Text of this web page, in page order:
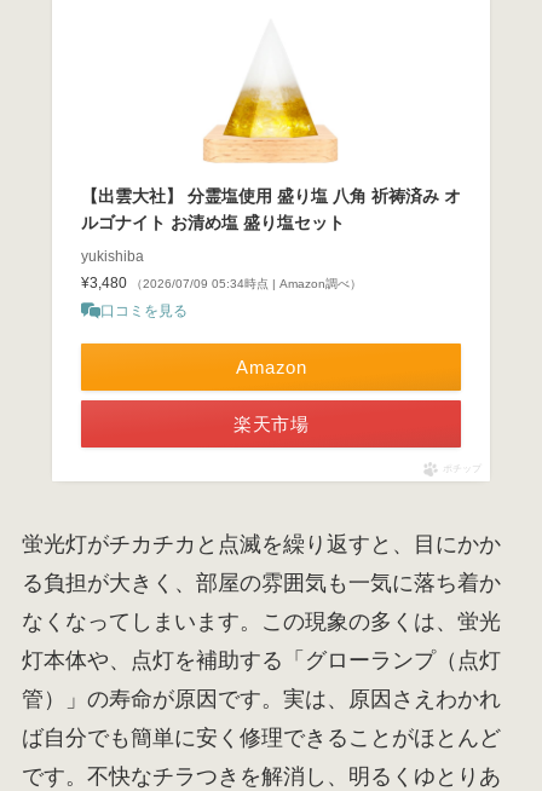
【出雲大社】 分霊塩使用 盛り塩 八角 祈祷済み オ
ルゴナイト お清め塩 盛り塩セット
yukishiba
¥3,480
（2026/07/09 05:34時点 | Amazon調べ）
口コミを見る
Amazon
楽天市場
ポチップ
蛍光灯がチカチカと点滅を繰り返すと、目にかか
る負担が大きく、部屋の雰囲気も一気に落ち着か
なくなってしまいます。この現象の多くは、蛍光
灯本体や、点灯を補助する「グローランプ（点灯
管）」の寿命が原因です。実は、原因さえわかれ
ば自分でも簡単に安く修理できることがほとんど
です。不快なチラつきを解消し、明るくゆとりあ